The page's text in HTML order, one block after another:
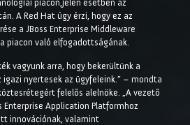
piacon,jelen esetben az
A Red Hat úgy érzi, hogy ez az
a JBoss Enterprise Middleware
piacon való elfogadottságának.
vagyunk arra, hogy bekerültünk a
igazi nyertesek az ügyfeleink.” – mondta
felelős alelnöke. „A vezető
Enterprise Application Platformhoz
innovációnak, valamint